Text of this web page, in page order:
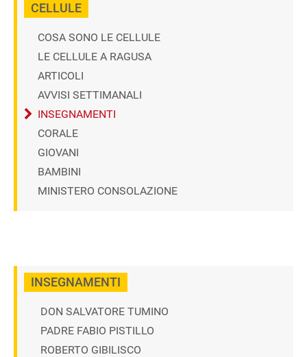
CELLULE
COSA SONO LE CELLULE
LE CELLULE A RAGUSA
ARTICOLI
AVVISI SETTIMANALI
INSEGNAMENTI
CORALE
GIOVANI
BAMBINI
MINISTERO CONSOLAZIONE
INSEGNAMENTI
DON SALVATORE TUMINO
PADRE FABIO PISTILLO
ROBERTO GIBILISCO